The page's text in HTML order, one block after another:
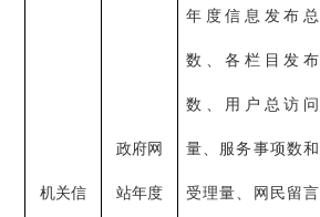
机关信
政府网
站年度
年度信息发布总
数、各栏目发布
数、用户总访问
量、服务事项数和
受理量、网民留言